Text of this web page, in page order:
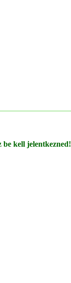
be kell jelentkezned!